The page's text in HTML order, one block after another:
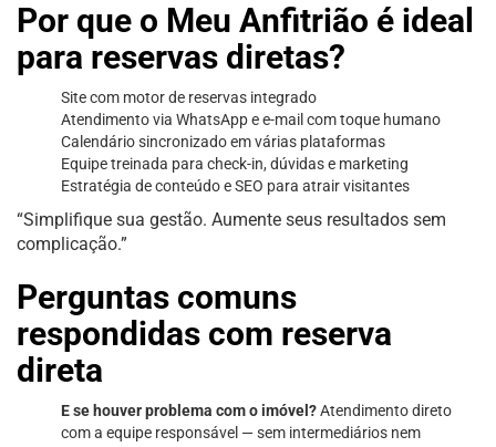
Por que o Meu Anfitrião é ideal
para reservas diretas?
Site com motor de reservas integrado
Atendimento via WhatsApp e e-mail com toque humano
Calendário sincronizado em várias plataformas
Equipe treinada para check-in, dúvidas e marketing
Estratégia de conteúdo e SEO para atrair visitantes
“Simplifique sua gestão. Aumente seus resultados sem
complicação.”
Perguntas comuns
respondidas com reserva
direta
E se houver problema com o imóvel?Atendimento direto
com a equipe responsável — sem intermediários nem